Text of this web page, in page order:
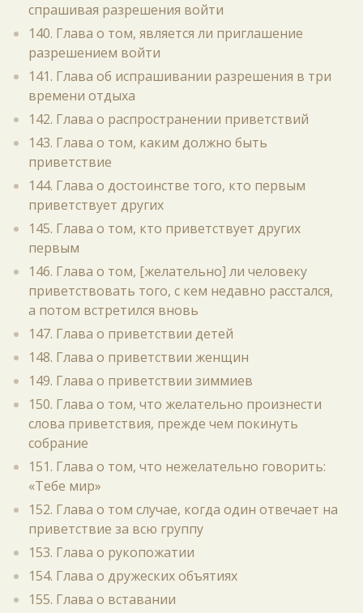
спрашивая разрешения войти
140. Глава о том, является ли приглашение
разрешением войти
141. Глава об испрашивании разрешения в три
времени отдыха
142. Глава о распространении приветствий
143. Глава о том, каким должно быть
приветствие
144. Глава о достоинстве того, кто первым
приветствует других
145. Глава о том, кто приветствует других
первым
146. Глава о том, [желательно] ли человеку
приветствовать того, с кем недавно расстался,
а потом встретился вновь
147. Глава о приветствии детей
148. Глава о приветствии женщин
149. Глава о приветствии зиммиев
150. Глава о том, что желательно произнести
слова приветствия, прежде чем покинуть
собрание
151. Глава о том, что нежелательно говорить:
«Тебе мир»
152. Глава о том случае, когда один отвечает на
приветствие за всю группу
153. Глава о рукопожатии
154. Глава о дружеских объятиях
155. Глава о вставании